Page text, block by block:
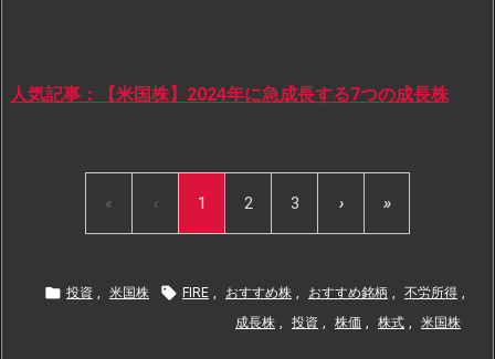
人気記事：【米国株】2024年に急成長する7つの成長株
« ‹ 1 2 3 › »
 投資 , 米国株  FIRE , おすすめ株 , おすすめ銘柄 , 不労所得 ,
成長株 , 投資 , 株価 , 株式 , 米国株